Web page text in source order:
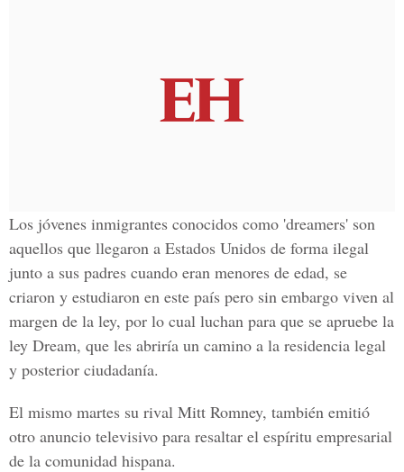
Los jóvenes inmigrantes conocidos como 'dreamers' son
aquellos que llegaron a Estados Unidos de forma ilegal
junto a sus padres cuando eran menores de edad, se
criaron y estudiaron en este país pero sin embargo viven al
margen de la ley, por lo cual luchan para que se apruebe la
ley Dream, que les abriría un camino a la residencia legal
y posterior ciudadanía.
El mismo martes su rival Mitt Romney, también emitió
otro anuncio televisivo para resaltar el espíritu empresarial
de la comunidad hispana.